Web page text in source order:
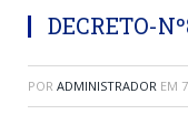
DECRETO-
POR ADMINISTRADOR EM